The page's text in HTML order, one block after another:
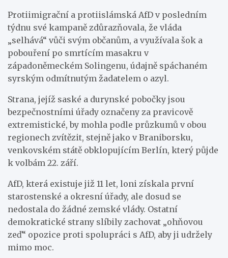
Protiimigrační a protiislámská AfD v posledním
týdnu své kampaně zdůrazňovala, že vláda
„selhává“ vůči svým občanům, a využívala šok a
pobouření po smrtícím masakru v
západoněmeckém Solingenu, údajně spáchaném
syrským odmítnutým žadatelem o azyl.
Strana, jejíž saské a durynské pobočky jsou
bezpečnostními úřady označeny za pravicově
extremistické, by mohla podle průzkumů v obou
regionech zvítězit, stejně jako v Braniborsku,
venkovském státě obklopujícím Berlín, který půjde
k volbám 22. září.
AfD, která existuje již 11 let, loni získala první
starostenské a okresní úřady, ale dosud se
nedostala do žádné zemské vlády. Ostatní
demokratické strany slíbily zachovat „ohňovou
zeď“ opozice proti spolupráci s AfD, aby ji udržely
mimo moc.